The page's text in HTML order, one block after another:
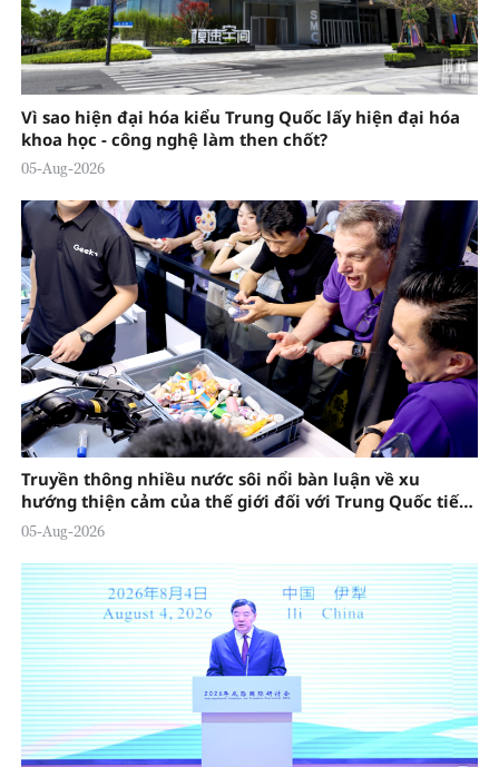
Vì sao hiện đại hóa kiểu Trung Quốc lấy hiện đại hóa
khoa học - công nghệ làm then chốt?
05-Aug-2026
Truyền thông nhiều nước sôi nổi bàn luận về xu
hướng thiện cảm của thế giới đối với Trung Quốc tiếp
tục gia tăng
05-Aug-2026